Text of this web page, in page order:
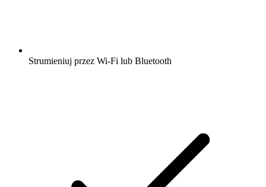
Strumieniuj przez Wi-Fi lub Bluetooth